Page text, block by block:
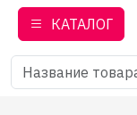
КАТАЛОГ